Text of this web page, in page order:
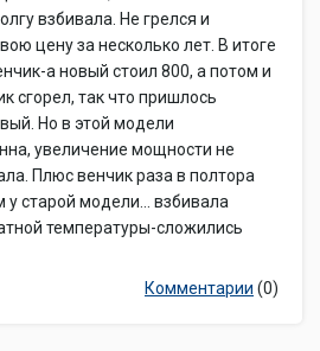
взбивала. Не грелся и
цену за несколько лет. В итоге
а новый стоил 800, а потом и
сгорел, так что пришлось
Но в этой модели
увеличение мощности не
Плюс венчик раза в полтора
старой модели... взбивала
температуры-сложились
Комментарии (0)